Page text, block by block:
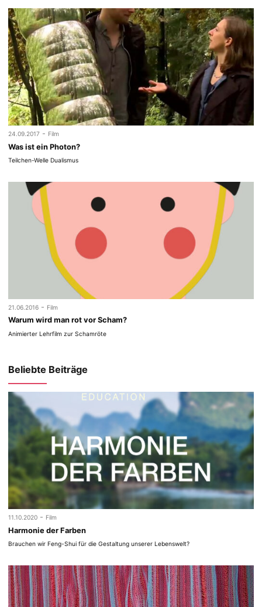
24.09.2017 - Film
Was ist ein Photon?
Teilchen-Welle Dualismus
21.06.2016 - Film
Warum wird man rot vor Scham?
Animierter Lehrfilm zur Schamröte
Beliebte Beiträge
11.10.2020 - Film
Harmonie der Farben
Brauchen wir Feng-Shui für die Gestaltung unserer Lebenswelt?